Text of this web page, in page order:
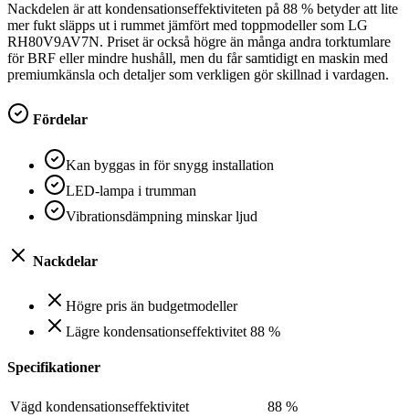
Nackdelen är att kondensationseffektiviteten på 88 % betyder att lite
mer fukt släpps ut i rummet jämfört med toppmodeller som LG
RH80V9AV7N. Priset är också högre än många andra torktumlare
för BRF eller mindre hushåll, men du får samtidigt en maskin med
premiumkänsla och detaljer som verkligen gör skillnad i vardagen.
Fördelar
Kan byggas in för snygg installation
LED-lampa i trumman
Vibrationsdämpning minskar ljud
Nackdelar
Högre pris än budgetmodeller
Lägre kondensationseffektivitet 88 %
Specifikationer
Vägd kondensationseffektivitet
88 %